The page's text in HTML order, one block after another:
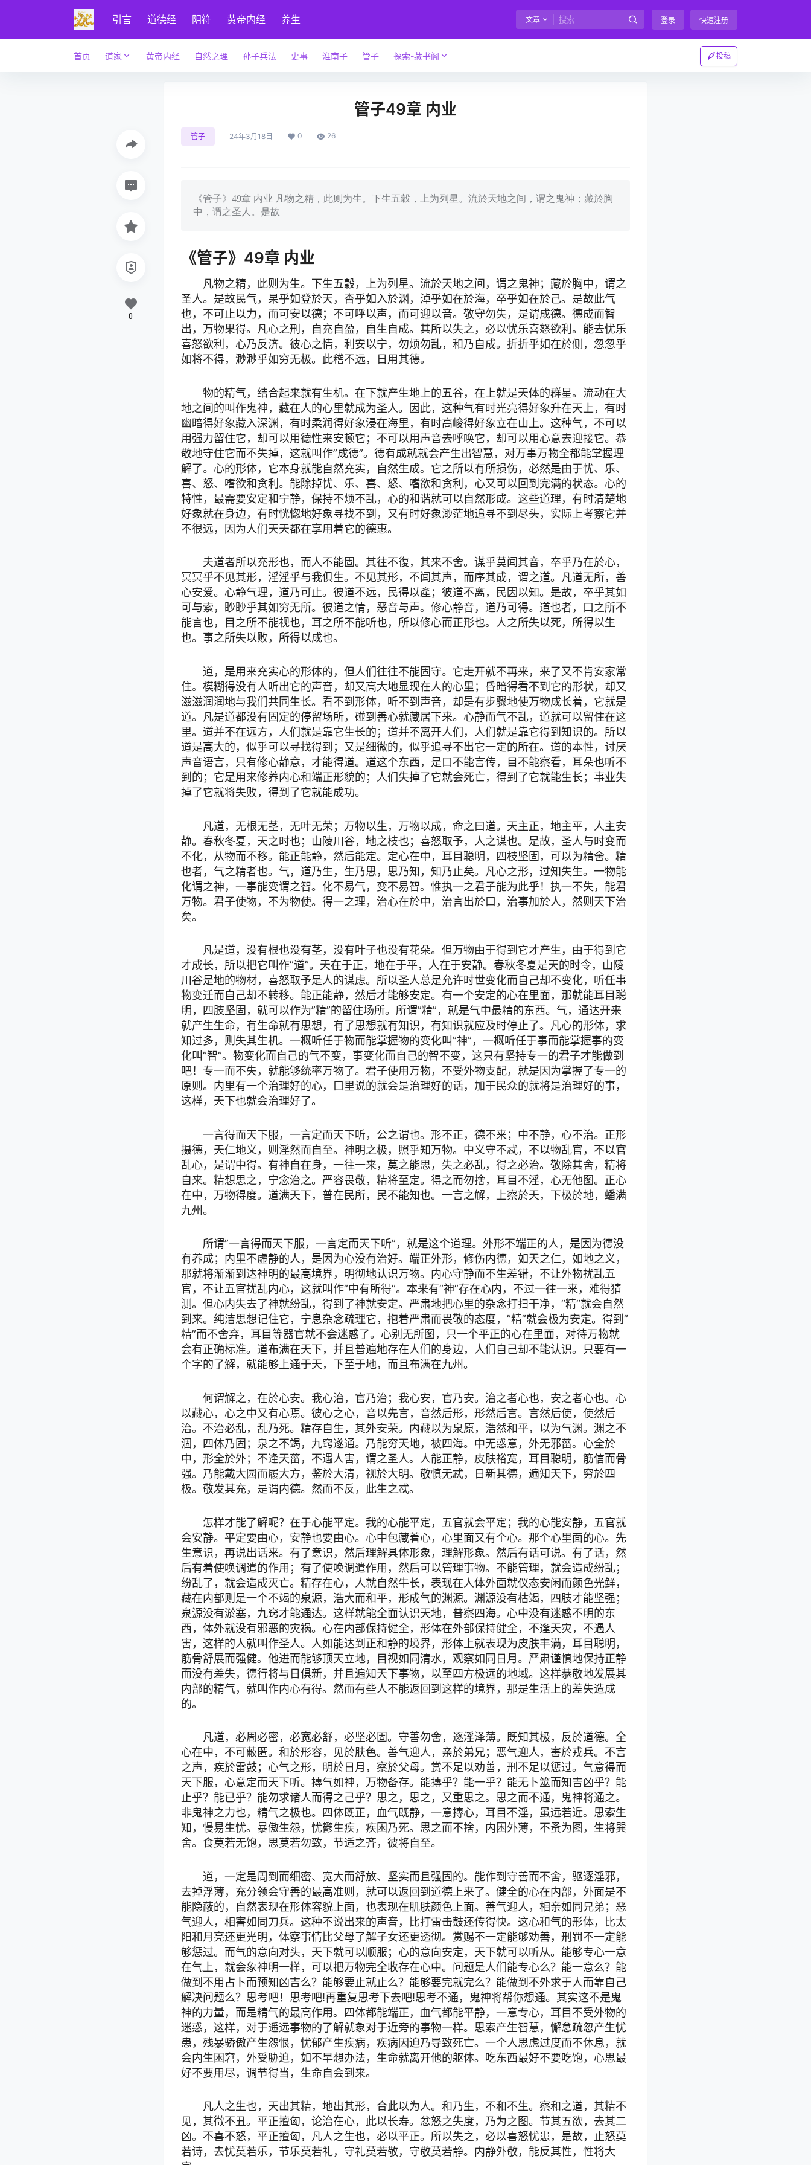
引言 道德经 阴符 黄帝内经 养生 文章 登录 快速注册
首页 道家 黄帝内经 自然之理 孙子兵法 史事 淮南子 管子 探索-藏书阁 投稿
管子49章 内业
管子 24年3月18日 0 26
《管子》49章 内业 凡物之精，此则为生。下生五穀，上为列星。流於天地之间，谓之鬼神；藏於胸
中，谓之圣人。是故
《管子》49章 内业
凡物之精，此则为生。下生五穀，上为列星。流於天地之间，谓之鬼神；藏於胸中，谓之
圣人。是故民气，杲乎如登於天，杳乎如入於渊，淖乎如在於海，卒乎如在於己。是故此气
也，不可止以力，而可安以德；不可呼以声，而可迎以音。敬守勿失，是谓成德。德成而智
出，万物果得。凡心之刑，自充自盈，自生自成。其所以失之，必以忧乐喜怒欲利。能去忧乐
喜怒欲利，心乃反济。彼心之情，利安以宁，勿烦勿乱，和乃自成。折折乎如在於侧，忽忽乎
如将不得，渺渺乎如穷无极。此稽不远，日用其德。
物的精气，结合起来就有生机。在下就产生地上的五谷，在上就是天体的群星。流动在大
地之间的叫作鬼神，藏在人的心里就成为圣人。因此，这种气有时光亮得好象升在天上，有时
幽暗得好象藏入深渊，有时柔润得好象浸在海里，有时高峻得好象立在山上。这种气，不可以
用强力留住它，却可以用德性来安顿它；不可以用声音去呼唤它，却可以用心意去迎接它。恭
敬地守住它而不失掉，这就叫作”成德”。德有成就就会产生出智慧，对万事万物全都能掌握理
解了。心的形体，它本身就能自然充实，自然生成。它之所以有所损伤，必然是由于忧、乐、
喜、怒、嗜欲和贪利。能除掉忧、乐、喜、怒、嗜欲和贪利，心又可以回到完满的状态。心的
特性，最需要安定和宁静，保持不烦不乱，心的和谐就可以自然形成。这些道理，有时清楚地
好象就在身边，有时恍惚地好象寻找不到，又有时好象渺茫地追寻不到尽头，实际上考察它并
不很远，因为人们天天都在享用着它的德惠。
夫道者所以充形也，而人不能固。其往不復，其来不舍。谋乎莫闻其音，卒乎乃在於心，
冥冥乎不见其形，淫淫乎与我俱生。不见其形，不闻其声，而序其成，谓之道。凡道无所，善
心安爱。心静气理，道乃可止。彼道不远，民得以產；彼道不离，民因以知。是故，卒乎其如
可与索，眇眇乎其如穷无所。彼道之情，恶音与声。修心静音，道乃可得。道也者，口之所不
能言也，目之所不能视也，耳之所不能听也，所以修心而正形也。人之所失以死，所得以生
也。事之所失以败，所得以成也。
道，是用来充实心的形体的，但人们往往不能固守。它走开就不再来，来了又不肯安家常
住。模糊得没有人听出它的声音，却又高大地显现在人的心里；昏暗得看不到它的形状，却又
滋滋润润地与我们共同生长。看不到形体，听不到声音，却是有步骤地使万物成长着，它就是
道。凡是道都没有固定的停留场所，碰到善心就藏居下来。心静而气不乱，道就可以留住在这
里。道并不在远方，人们就是靠它生长的；道并不离开人们，人们就是靠它得到知识的。所以
道是高大的，似乎可以寻找得到；又是细微的，似乎追寻不出它一定的所在。道的本性，讨厌
声音语言，只有修心静意，才能得道。道这个东西，是口不能言传，目不能察看，耳朵也听不
到的；它是用来修养内心和端正形貌的；人们失掉了它就会死亡，得到了它就能生长；事业失
掉了它就将失败，得到了它就能成功。
凡道，无根无茎，无叶无荣；万物以生，万物以成，命之曰道。天主正，地主平，人主安
静。春秋冬夏，天之时也；山陵川谷，地之枝也；喜怒取予，人之谋也。是故，圣人与时变而
不化，从物而不移。能正能静，然后能定。定心在中，耳目聪明，四枝坚固，可以为精舍。精
也者，气之精者也。气，道乃生，生乃思，思乃知，知乃止矣。凡心之形，过知失生。一物能
化谓之神，一事能变谓之智。化不易气，变不易智。惟执一之君子能为此乎！执一不失，能君
万物。君子使物，不为物使。得一之理，治心在於中，治言出於口，治事加於人，然则天下治
矣。
凡是道，没有根也没有茎，没有叶子也没有花朵。但万物由于得到它才产生，由于得到它
才成长，所以把它叫作”道”。天在于正，地在于平，人在于安静。春秋冬夏是天的时令，山陵
川谷是地的物材，喜怒取予是人的谋虑。所以圣人总是允许时世变化而自己却不变化，听任事
物变迁而自己却不转移。能正能静，然后才能够安定。有一个安定的心在里面，那就能耳目聪
明，四肢坚固，就可以作为”精”的留住场所。所谓”精”，就是气中最精的东西。气，通达开来
就产生生命，有生命就有思想，有了思想就有知识，有知识就应及时停止了。凡心的形体，求
知过多，则失其生机。一概听任于物而能掌握物的变化叫”神”，一概听任于事而能掌握事的变
化叫”智”。物变化而自己的气不变，事变化而自己的智不变，这只有坚持专一的君子才能做到
吧！专一而不失，就能够统率万物了。君子使用万物，不受外物支配，就是因为掌握了专一的
原则。内里有一个治理好的心，口里说的就会是治理好的话，加于民众的就将是治理好的事，
这样，天下也就会治理好了。
一言得而天下服，一言定而天下听，公之谓也。形不正，德不来；中不静，心不治。正形
摄德，天仁地义，则淫然而自至。神明之极，照乎知万物。中义守不忒，不以物乱官，不以官
乱心，是谓中得。有神自在身，一往一来，莫之能思，失之必乱，得之必治。敬除其舍，精将
自来。精想思之，宁念治之。严容畏敬，精将至定。得之而勿捨，耳目不淫，心无他图。正心
在中，万物得度。道满天下，普在民所，民不能知也。一言之解，上察於天，下极於地，蟠满
九州。
所谓”一言得而天下服，一言定而天下听”，就是这个道理。外形不端正的人，是因为德没
有养成；内里不虚静的人，是因为心没有治好。端正外形，修伤内德，如天之仁，如地之义，
那就将渐渐到达神明的最高境界，明彻地认识万物。内心守静而不生差错，不让外物扰乱五
官，不让五官扰乱内心，这就叫作”中有所得”。本来有”神”存在心内，不过一往一来，难得猜
测。但心内失去了神就纷乱，得到了神就安定。严肃地把心里的杂念打扫干净，”精”就会自然
到来。纯洁思想记住它，宁息杂念疏理它，抱着严肃而畏敬的态度，”精”就会极为安定。得到”
精”而不舍弃，耳目等器官就不会迷惑了。心别无所图，只一个平正的心在里面，对待万物就
会有正确标准。道布满在天下，并且普遍地存在人们的身边，人们自己却不能认识。只要有一
个字的了解，就能够上通于天，下至于地，而且布满在九州。
何谓解之，在於心安。我心治，官乃治；我心安，官乃安。治之者心也，安之者心也。心
以藏心，心之中又有心焉。彼心之心，音以先言，音然后形，形然后言。言然后使，使然后
治。不治必乱，乱乃死。精存自生，其外安荣。内藏以为泉原，浩然和平，以为气渊。渊之不
涸，四体乃固；泉之不竭，九窍遂通。乃能穷天地，被四海。中无惑意，外无邪菑。心全於
中，形全於外；不逢天菑，不遇人害，谓之圣人。人能正静，皮肤裕宽，耳目聪明，筋信而骨
强。乃能戴大园而履大方，鉴於大清，视於大明。敬慎无忒，日新其德，遍知天下，穷於四
极。敬发其充，是谓内德。然而不反，此生之忒。
怎样才能了解呢？在于心能平定。我的心能平定，五官就会平定；我的心能安静，五官就
会安静。平定要由心，安静也要由心。心中包藏着心，心里面又有个心。那个心里面的心。先
生意识，再说出话来。有了意识，然后理解具体形象，理解形象。然后有话可说。有了话，然
后有着使唤调遣的作用；有了使唤调遣作用，然后可以管理事物。不能管理，就会造成纷乱；
纷乱了，就会造成灭亡。精存在心，人就自然牛长，表现在人体外面就仪态安闲而颜色光鲜，
藏在内部则是一个不竭的泉源，浩大而和平，形成气的渊源。渊源没有枯竭，四肢才能坚强；
泉源没有淤塞，九窍才能通达。这样就能全面认识天地，普察四海。心中没有迷惑不明的东
西，体外就没有邪恶的灾祸。心在内部保持健全，形体在外部保持健全，不逢天灾，不遇人
害，这样的人就叫作圣人。人如能达到正和静的境界，形体上就表现为皮肤丰满，耳目聪明，
筋骨舒展而强健。他进而能够顶天立地，目视如同清水，观察如同日月。严肃谨慎地保持正静
而没有差失，德行将与日俱新，并且遍知天下事物，以至四方极远的地域。这样恭敬地发展其
内部的精气，就叫作内心有得。然而有些人不能返回到这样的境界，那是生活上的差失造成
的。
凡道，必周必密，必宽必舒，必坚必固。守善勿舍，逐淫泽薄。既知其极，反於道德。全
心在中，不可蔽匿。和於形容，见於肤色。善气迎人，亲於弟兄；恶气迎人，害於戎兵。不言
之声，疾於雷鼓；心气之形，明於日月，察於父母。赏不足以劝善，刑不足以惩过。气意得而
天下服，心意定而天下听。摶气如神，万物备存。能摶乎？能一乎？能无卜筮而知吉凶乎？能
止乎？能已乎？能勿求诸人而得之己乎？思之，思之，又重思之。思之而不通，鬼神将通之。
非鬼神之力也，精气之极也。四体既正，血气既静，一意摶心，耳目不淫，虽远若近。思索生
知，慢易生忧。暴傲生怨，忧鬱生疾，疾困乃死。思之而不捨，内困外薄，不蚤为图，生将巽
舍。食莫若无饱，思莫若勿致，节适之齐，彼将自至。
道，一定是周到而细密、宽大而舒放、坚实而且强固的。能作到守善而不舍，驱逐淫邪，
去掉浮薄，充分领会守善的最高准则，就可以返回到道德上来了。健全的心在内部，外面是不
能隐蔽的，自然表现在形体容貌上面，也表现在肌肤颜色上面。善气迎人，相亲如同兄弟；恶
气迎人，相害如同刀兵。这种不说出来的声音，比打雷击鼓还传得快。这心和气的形体，比太
阳和月亮还更光明，体察事情比父母了解子女还更透彻。赏赐不一定能够劝善，刑罚不一定能
够惩过。而气的意向对头，天下就可以顺服；心的意向安定，天下就可以听从。能够专心一意
在气上，就会象神明一样，可以把万物完全收存在心中。问题是人们能专心么？能一意么？能
做到不用占卜而预知凶吉么？能够要止就止么？能够要完就完么？能做到不外求于人而靠自己
解决问题么？思考吧！思考吧!再重复思考下去吧!思考不通，鬼神将帮你想通。其实这不是鬼
神的力量，而是精气的最高作用。四体都能端正，血气都能平静，一意专心，耳目不受外物的
迷惑，这样，对于遥远事物的了解就象对于近旁的事物一样。思索产生智慧，懈怠疏忽产生忧
患，残暴骄傲产生怨恨，忧郁产生疾病，疾病因迫乃导致死亡。一个人思虑过度而不休息，就
会内生困窘，外受胁迫，如不早想办法，生命就离开他的躯体。吃东西最好不要吃饱，心思最
好不要用尽，调节得当，生命自会到来。
凡人之生也，天出其精，地出其形，合此以为人。和乃生，不和不生。察和之道，其精不
见，其徵不丑。平正擅匈，论治在心，此以长寿。忿怒之失度，乃为之图。节其五欲，去其二
凶。不喜不怒，平正擅匈，凡人之生也，必以平正。所以失之，必以喜怒忧患，是故，止怒莫
若诗，去忧莫若乐，节乐莫若礼，守礼莫若敬，守敬莫若静。内静外敬，能反其性，性将大
0